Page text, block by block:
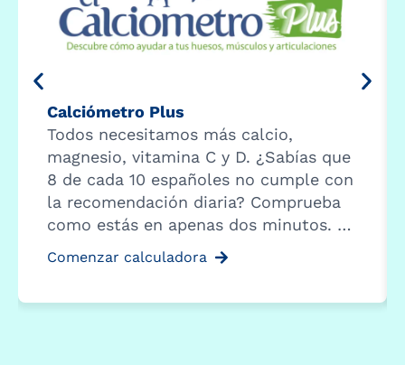
Calciómetro Plus
Todos necesitamos más calcio,
magnesio, vitamina C y D. ¿Sabías que
8 de cada 10 españoles no cumple con
la recomendación diaria? Comprueba
como estás en apenas dos minutos. …
Comenzar calculadora